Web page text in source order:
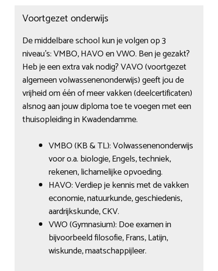
Voortgezet onderwijs
De middelbare school kun je volgen op 3
niveau’s: VMBO, HAVO en VWO. Ben je gezakt?
Heb je een extra vak nodig? VAVO (voortgezet
algemeen volwassenenonderwijs) geeft jou de
vrijheid om één of meer vakken (deelcertificaten)
alsnog aan jouw diploma toe te voegen met een
thuisopleiding in Kwadendamme.
VMBO (KB & TL): Volwassenenonderwijs
voor o.a. biologie, Engels, techniek,
rekenen, lichamelijke opvoeding.
HAVO: Verdiep je kennis met de vakken
economie, natuurkunde, geschiedenis,
aardrijkskunde, CKV.
VWO (Gymnasium): Doe examen in
bijvoorbeeld filosofie, Frans, Latijn,
wiskunde, maatschappijleer.